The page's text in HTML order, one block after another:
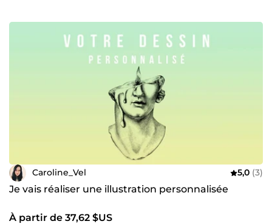
Caroline_Vel 5,0 (3)
Je vais réaliser une illustration personnalisée
À partir de 37,62 $US